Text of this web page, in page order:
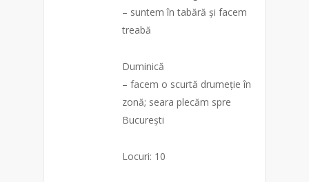
– suntem în tabără și facem
treabă
Duminică
– facem o scurtă drumeție în
zonă; seara plecăm spre
București
Locuri: 10